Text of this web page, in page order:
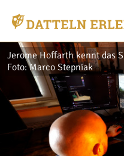
Jerome Hoffarth kennt das
Foto: Marco Stepniak